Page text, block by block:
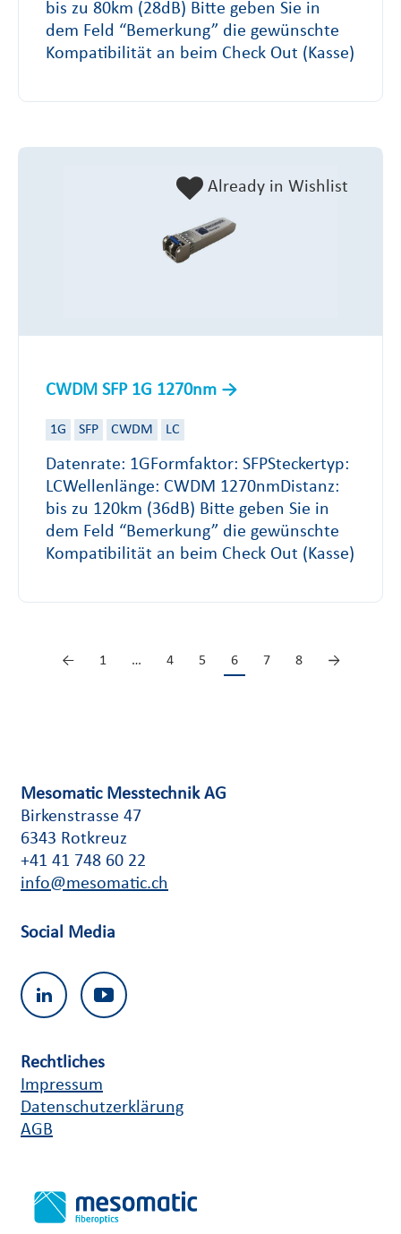
bis zu 80km (28dB) Bitte geben Sie in
dem Feld “Bemerkung” die gewünschte
Kompatibilität an beim Check Out (Kasse)
CWDM SFP 1G 1270nm
1G SFP CWDM LC
Datenrate: 1GFormfaktor: SFPSteckertyp:
LCWellenlänge: CWDM 1270nmDistanz:
bis zu 120km (36dB) Bitte geben Sie in
dem Feld “Bemerkung” die gewünschte
Kompatibilität an beim Check Out (Kasse)
Already in Wishlist
← 1 … 4 5 6 7 8 →
Mesomatic Messtechnik AG
Birkenstrasse 47
6343 Rotkreuz
+41 41 748 60 22
info@mesomatic.ch
Social Media
Rechtliches
Impressum
Datenschutzerklärung
AGB